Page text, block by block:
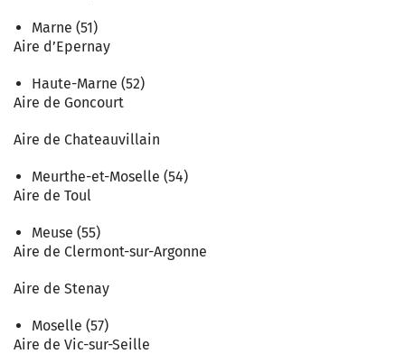
Marne (51)
Aire d’Epernay
Haute-Marne (52)
Aire de Goncourt
Aire de Chateauvillain
Meurthe-et-Moselle (54)
Aire de Toul
Meuse (55)
Aire de Clermont-sur-Argonne
Aire de Stenay
Moselle (57)
Aire de Vic-sur-Seille